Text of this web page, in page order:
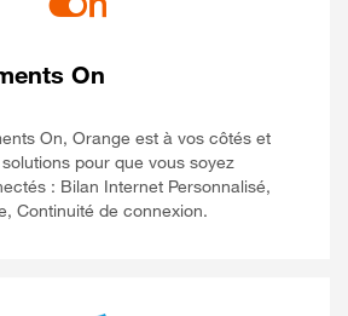
On
On, Orange est à vos côtés et
pour que vous soyez
: Bilan Internet Personnalisé,
Continuité de connexion.